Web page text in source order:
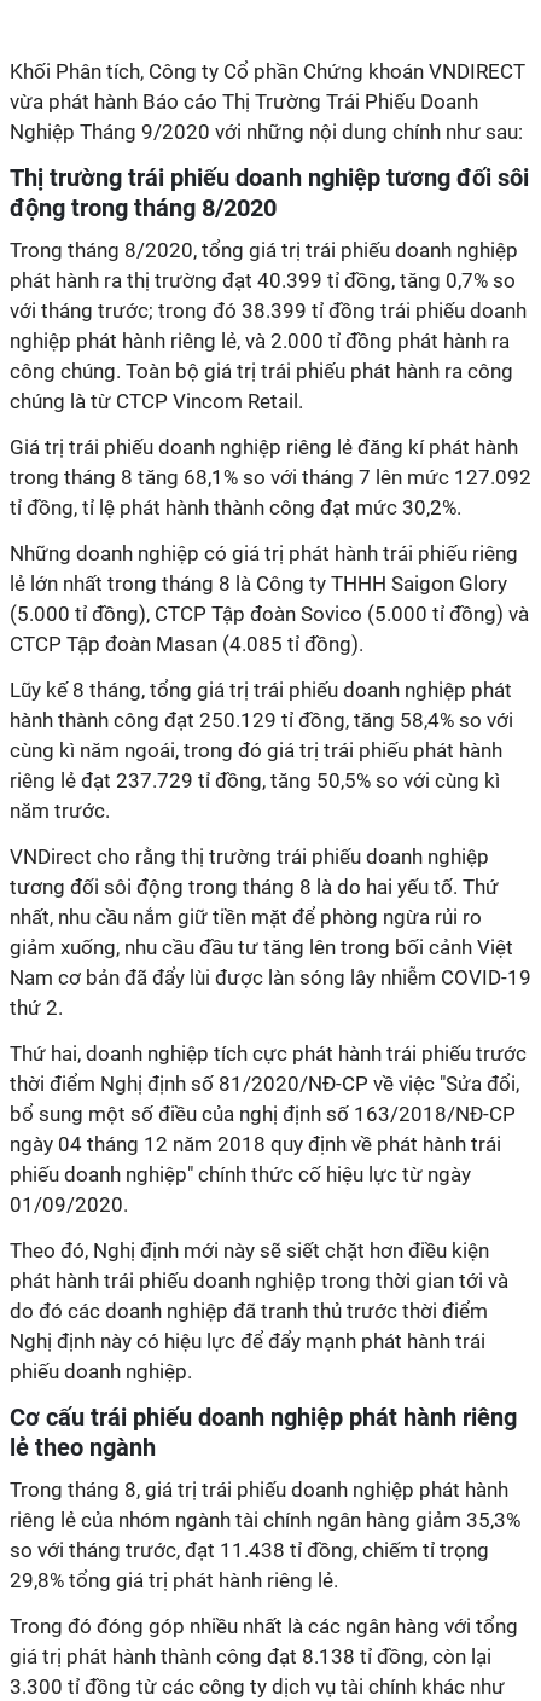
Khối Phân tích, Công ty Cổ phần Chứng khoán VNDIRECT
vừa phát hành Báo cáo Thị Trường Trái Phiếu Doanh
Nghiệp Tháng 9/2020 với những nội dung chính như sau:
Thị trường trái phiếu doanh nghiệp tương đối sôi
động trong tháng 8/2020
Trong tháng 8/2020, tổng giá trị trái phiếu doanh nghiệp
phát hành ra thị trường đạt 40.399 tỉ đồng, tăng 0,7% so
với tháng trước; trong đó 38.399 tỉ đồng trái phiếu doanh
nghiệp phát hành riêng lẻ, và 2.000 tỉ đồng phát hành ra
công chúng. Toàn bộ giá trị trái phiếu phát hành ra công
chúng là từ CTCP Vincom Retail.
Giá trị trái phiếu doanh nghiệp riêng lẻ đăng kí phát hành
trong tháng 8 tăng 68,1% so với tháng 7 lên mức 127.092
tỉ đồng, tỉ lệ phát hành thành công đạt mức 30,2%.
Những doanh nghiệp có giá trị phát hành trái phiếu riêng
lẻ lớn nhất trong tháng 8 là Công ty THHH Saigon Glory
(5.000 tỉ đồng), CTCP Tập đoàn Sovico (5.000 tỉ đồng) và
CTCP Tập đoàn Masan (4.085 tỉ đồng).
Lũy kế 8 tháng, tổng giá trị trái phiếu doanh nghiệp phát
hành thành công đạt 250.129 tỉ đồng, tăng 58,4% so với
cùng kì năm ngoái, trong đó giá trị trái phiếu phát hành
riêng lẻ đạt 237.729 tỉ đồng, tăng 50,5% so với cùng kì
năm trước.
VNDirect cho rằng thị trường trái phiếu doanh nghiệp
tương đối sôi động trong tháng 8 là do hai yếu tố. Thứ
nhất, nhu cầu nắm giữ tiền mặt để phòng ngừa rủi ro
giảm xuống, nhu cầu đầu tư tăng lên trong bối cảnh Việt
Nam cơ bản đã đẩy lùi được làn sóng lây nhiễm COVID-19
thứ 2.
Thứ hai, doanh nghiệp tích cực phát hành trái phiếu trước
thời điểm Nghị định số 81/2020/NĐ-CP về việc "Sửa đổi,
bổ sung một số điều của nghị định số 163/2018/NĐ-CP
ngày 04 tháng 12 năm 2018 quy định về phát hành trái
phiếu doanh nghiệp" chính thức cố hiệu lực từ ngày
01/09/2020.
Theo đó, Nghị định mới này sẽ siết chặt hơn điều kiện
phát hành trái phiếu doanh nghiệp trong thời gian tới và
do đó các doanh nghiệp đã tranh thủ trước thời điểm
Nghị định này có hiệu lực để đẩy mạnh phát hành trái
phiếu doanh nghiệp.
Cơ cấu trái phiếu doanh nghiệp phát hành riêng
lẻ theo ngành
Trong tháng 8, giá trị trái phiếu doanh nghiệp phát hành
riêng lẻ của nhóm ngành tài chính ngân hàng giảm 35,3%
so với tháng trước, đạt 11.438 tỉ đồng, chiếm tỉ trọng
29,8% tổng giá trị phát hành riêng lẻ.
Trong đó đóng góp nhiều nhất là các ngân hàng với tổng
giá trị phát hành thành công đạt 8.138 tỉ đồng, còn lại
3.300 tỉ đồng từ các công ty dịch vụ tài chính khác như